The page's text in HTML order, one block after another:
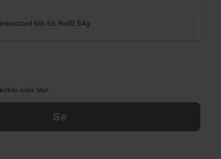
6th Ed. Refill 54g
kilo eller liter
Se